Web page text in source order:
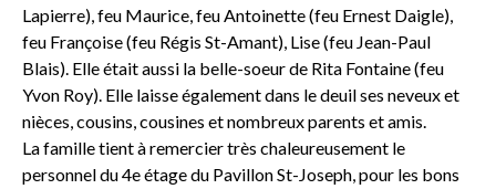
Lapierre), feu Maurice, feu Antoinette (feu Ernest Daigle),
feu Françoise (feu Régis St-Amant), Lise (feu Jean-Paul
Blais). Elle était aussi la belle-soeur de Rita Fontaine (feu
Yvon Roy). Elle laisse également dans le deuil ses neveux et
nièces, cousins, cousines et nombreux parents et amis.
La famille tient à remercier très chaleureusement le
personnel du 4e étage du Pavillon St-Joseph, pour les bons